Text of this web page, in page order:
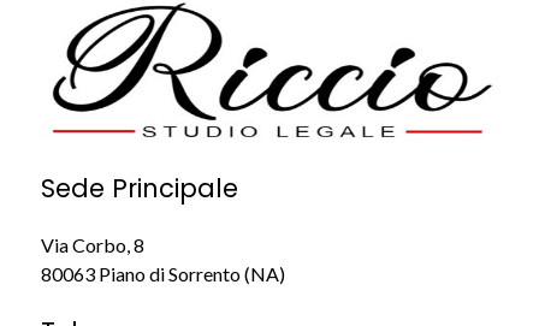
Sede Principale
Via Corbo, 8
80063 Piano di Sorrento (NA)